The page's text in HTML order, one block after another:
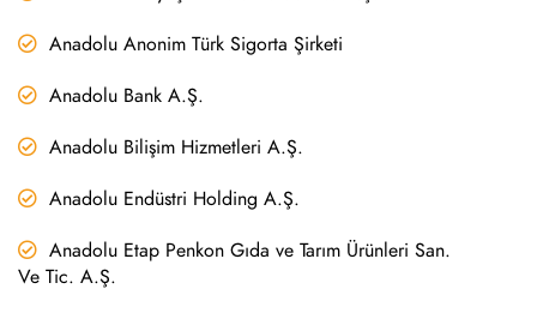
Anadolu Anonim Türk Sigorta Şirketi
Anadolu Bank A.Ş.
Anadolu Bilişim Hizmetleri A.Ş.
Anadolu Endüstri Holding A.Ş.
Anadolu Etap Penkon Gıda ve Tarım Ürünleri San.
Ve Tic. A.Ş.